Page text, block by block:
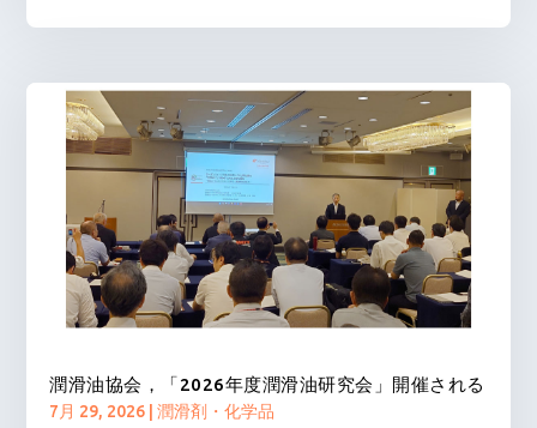
潤滑油協会，「2026年度潤滑油研究会」開催される
7月 29, 2026 |潤滑剤・化学品